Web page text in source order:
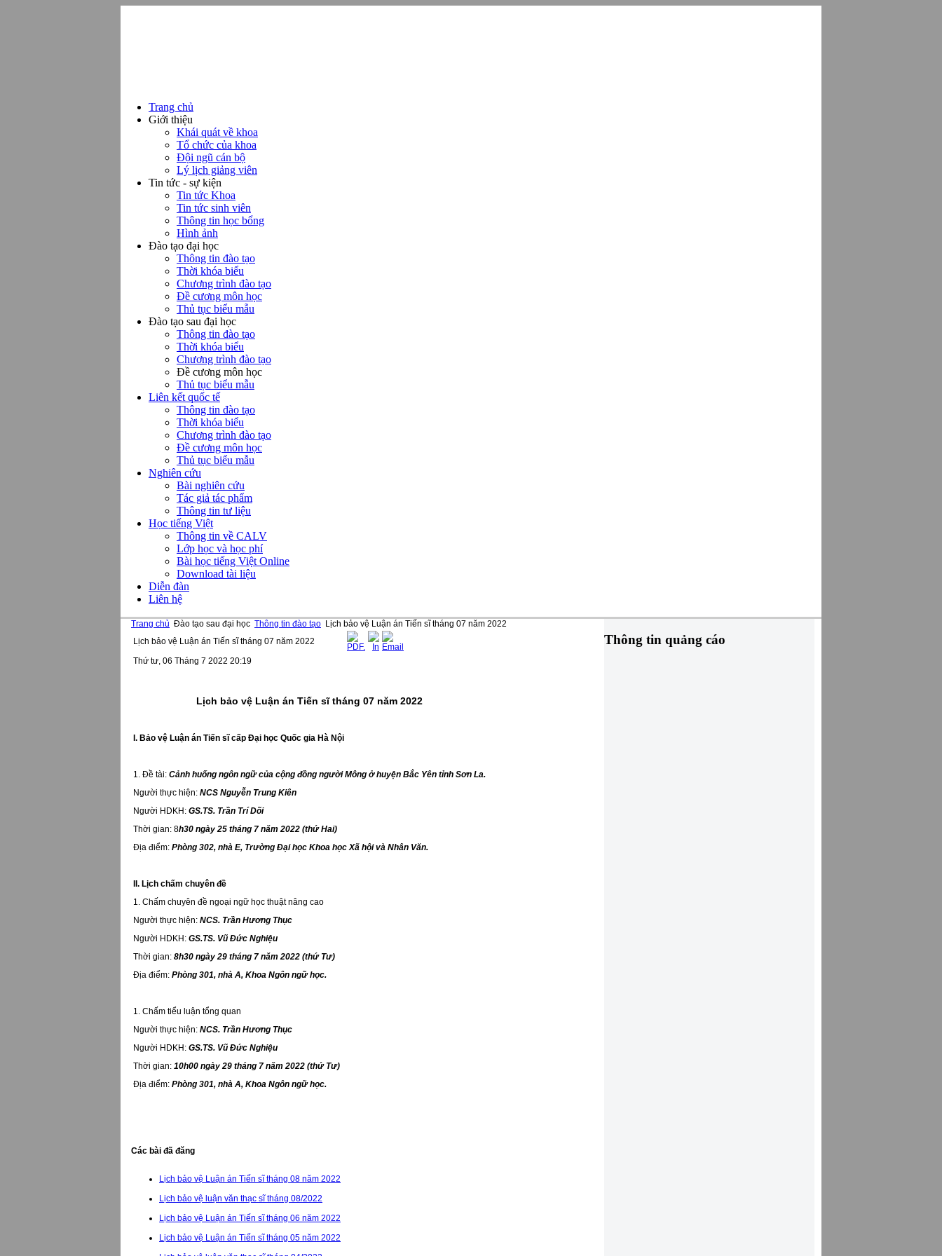
Trang chủ
Giới thiệu
Khái quát về khoa
Tổ chức của khoa
Đội ngũ cán bộ
Lý lịch giảng viên
Tin tức - sự kiện
Tin tức Khoa
Tin tức sinh viên
Thông tin học bổng
Hình ảnh
Đào tạo đại học
Thông tin đào tạo
Thời khóa biểu
Chương trình đào tạo
Đề cương môn học
Thủ tục biểu mẫu
Đào tạo sau đại học
Thông tin đào tạo
Thời khóa biểu
Chương trình đào tạo
Đề cương môn học
Thủ tục biểu mẫu
Liên kết quốc tế
Thông tin đào tạo
Thời khóa biểu
Chương trình đào tạo
Đề cương môn học
Thủ tục biểu mẫu
Nghiên cứu
Bài nghiên cứu
Tác giả tác phẩm
Thông tin tư liệu
Học tiếng Việt
Thông tin về CALV
Lớp học và học phí
Bài học tiếng Việt Online
Download tài liệu
Diễn đàn
Liên hệ
Trang chủ Đào tạo sau đại học Thông tin đào tạo Lịch bảo vệ Luận án Tiến sĩ tháng 07 năm 2022
Lịch bảo vệ Luận án Tiến sĩ tháng 07 năm 2022
Thứ tư, 06 Tháng 7 2022 20:19
Lịch bảo vệ Luận án Tiến sĩ tháng 07 năm 2022
I. Bảo vệ Luận án Tiến sĩ cấp Đại học Quốc gia Hà Nội
1. Đề tài: Cảnh huống ngôn ngữ của cộng đồng người Mông ở huyện Bắc Yên tỉnh Sơn La.
Người thực hiện: NCS Nguyễn Trung Kiên
Người HDKH: GS.TS. Trần Trí Dõi
Thời gian: 8h30 ngày 25 tháng 7 năm 2022 (thứ Hai)
Địa điểm: Phòng 302, nhà E, Trường Đại học Khoa học Xã hội và Nhân Văn.
II. Lịch chấm chuyên đề
1. Chấm chuyên đề ngoại ngữ học thuật nâng cao
Người thực hiện: NCS. Trần Hương Thục
Người HDKH: GS.TS. Vũ Đức Nghiệu
Thời gian: 8h30 ngày 29 tháng 7 năm 2022 (thứ Tư)
Địa điểm: Phòng 301, nhà A, Khoa Ngôn ngữ học.
1. Chấm tiểu luận tổng quan
Người thực hiện: NCS. Trần Hương Thục
Người HDKH: GS.TS. Vũ Đức Nghiệu
Thời gian: 10h00 ngày 29 tháng 7 năm 2022 (thứ Tư)
Địa điểm: Phòng 301, nhà A, Khoa Ngôn ngữ học.
Các bài đã đăng
Lịch bảo vệ Luận án Tiến sĩ tháng 08 năm 2022
Lịch bảo vệ luận văn thạc sĩ tháng 08/2022
Lịch bảo vệ Luận án Tiến sĩ tháng 06 năm 2022
Lịch bảo vệ Luận án Tiến sĩ tháng 05 năm 2022
Thông tin quảng cáo